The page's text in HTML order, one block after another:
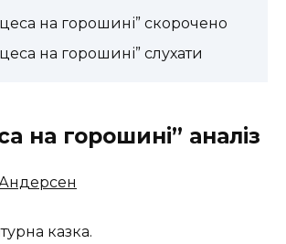
на горошині” скорочено
на горошині” слухати
на горошині” аналіз
казка.